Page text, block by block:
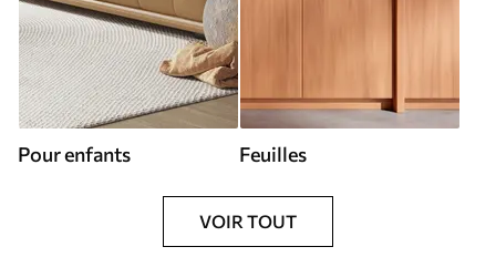
Pour enfants Feuilles
VOIR TOUT